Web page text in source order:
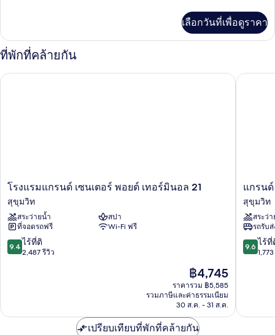
เกี่ยว
กับ
ห้อง
เลือกวันที่เพื่อดูราคา
ที่พักที่คล้ายกัน
โรงแรม
แก
รนด์
เซนเตอร์
พอ
ยต์
เท
โรงแรมแกรนด์ เซนเตอร์ พอยต์ เทอร์มินอล 21
สุขุมวิท
สระว่ายน้ำ
สปา
ที่จอดรถฟรี
Wi-Fi ฟรี
9.4
จาก
รีวิว
9.4 ไร้ที่ติ
2,487 รีวิว
ราคา
ปัจจุบัน
คือ
฿4,745
฿4,745
ราคารวม ฿5,585
รวมภาษีและค่าธรรมเนียม
30 ส.ค. - 31 ส.ค.
โรงแรมแกรนด์ เซนเตอร์ พอยต์ เทอร์มินอล 21
แก
รนด์
เซ็นเตอ
พอ
ยต์
สุขุมวิท
55
แกรน
สุขุมวิท
สระว่
รถรับ
9.6
จาก
รีวิว
9.6 ไร้ที่
แกรนด์
เปรียบเทียบที่พักที่คล้ายกัน